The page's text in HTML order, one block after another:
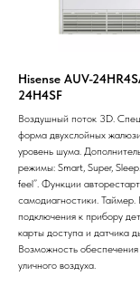
Hisense AUV-
24H4SF
Воздушный поток 3D.
форма двухслойных
уровень шума.
режимы: Smart, Super,
feel”. Функции
самодиагностики.
подключения к прибору
карты доступа и датчика
Возможность
уличного воздуха.